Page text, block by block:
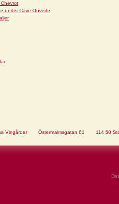
under Cave Ouverte
Vingårdar Östermalmsgatan 61 114 50